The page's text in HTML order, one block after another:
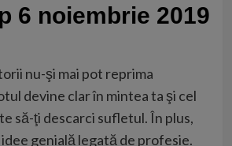
6 noiembrie 2019
nu-şi mai pot reprima
devine clar în mintea ta şi cel
să-ţi descarci sufletul. În plus,
idee genială legată de profesie.